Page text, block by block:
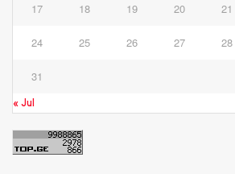
17 18 19 20 21
24 25 26 27 28
31
« Jul